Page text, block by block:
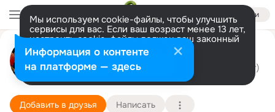
Войти
Мы используем cookie-файлы, чтобы улучшить
сервисы для вас. Если ваш возраст менее 13 лет,
настроить cookie-файлы должен ваш законный
представитель. Больше информации
Разрешить все Настроить
Наталья Чулкова
Подольск, Московская область12 февраля (46 лет)
5 школа
Подробнее
Добавить в друзья Написать
Информация о контенте
на платформе — здесь